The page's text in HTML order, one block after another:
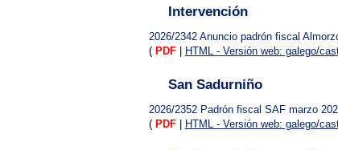
Intervención
2026/2342 Anuncio padrón fiscal
( PDF | HTML - Versión web: galego/
San Sadurniño
2026/2352 Padrón fiscal SAF marzo
( PDF HTML - Versión web: galego/